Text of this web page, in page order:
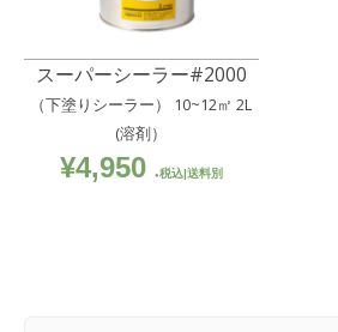
スーパーシーラー#2000
（下塗りシーラー） 10~12㎡ 2L
(溶剤）
¥4,950 税込|送料別